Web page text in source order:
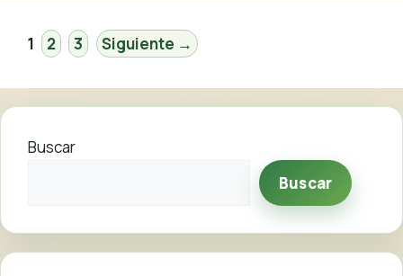
Página
1 Página
2 Página
3 Siguiente →
Buscar
Buscar